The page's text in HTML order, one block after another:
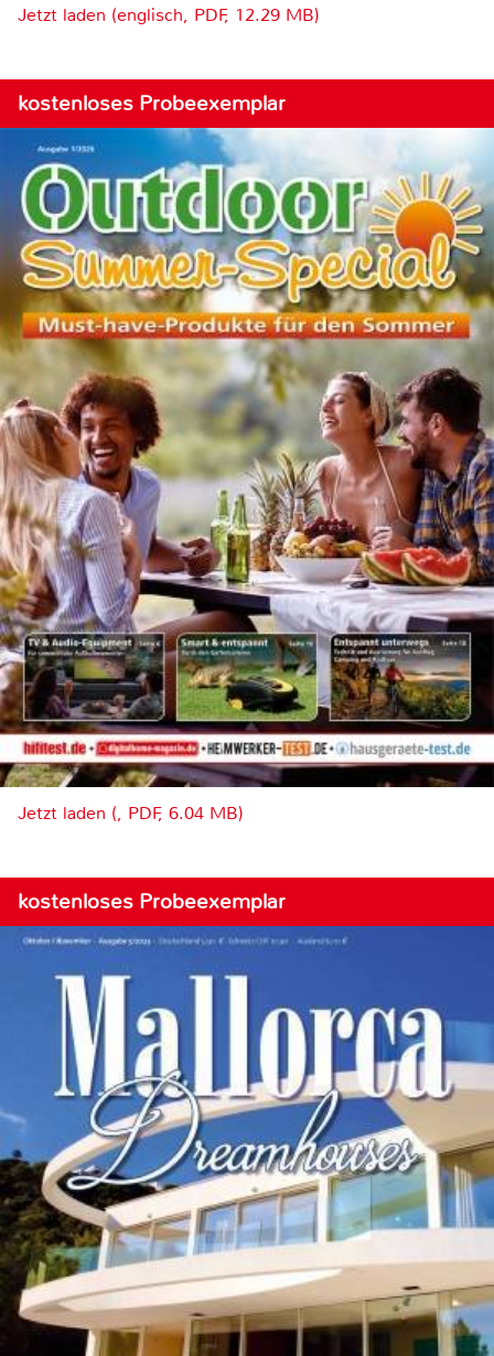
Jetzt laden (englisch, PDF, 12.29 MB)
kostenloses Probeexemplar
Jetzt laden (, PDF, 6.04 MB)
kostenloses Probeexemplar